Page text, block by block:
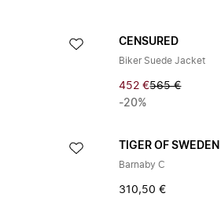
CENSURED
Biker Suede Jacket
452 €565 €
-20%
TIGER OF SWEDEN
Barnaby C
310,50 €